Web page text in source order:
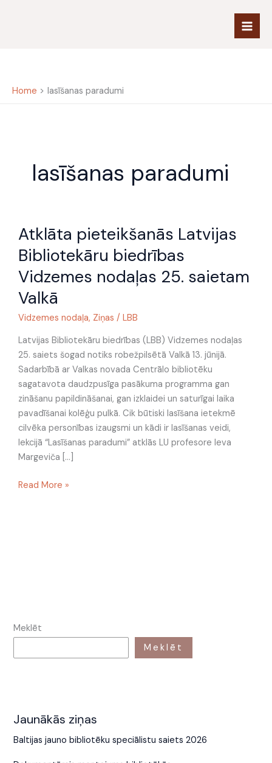
Home lasīšanas paradumi
lasīšanas paradumi
Atklāta pieteikšanās Latvijas
Bibliotekāru biedrības
Vidzemes nodaļas 25. saietam
Valkā
Vidzemes nodaļa, Ziņas / LBB
Latvijas Bibliotekāru biedrības (LBB) Vidzemes nodaļas
25. saiets šogad notiks robežpilsētā Valkā 13. jūnijā.
Sadarbībā ar Valkas novada Centrālo bibliotēku
sagatavota daudzpusīga pasākuma programma gan
zināšanu papildināšanai, gan izklaidei un saturīgai laika
pavadīšanai kolēģu pulkā. Cik būtiski lasīšana ietekmē
cilvēka personības izaugsmi un kādi ir lasīšanas veidi,
lekcijā “Lasīšanas paradumi” atklās LU profesore Ieva
Margeviča […]
pieteikšanās
Bibliotekāru
biedrības
Vidzemes
nodaļas
25.
Valkā
Read More »
Meklēt
Meklēt
Jaunākās ziņas
Baltijas jauno bibliotēku speciālistu saiets 2026